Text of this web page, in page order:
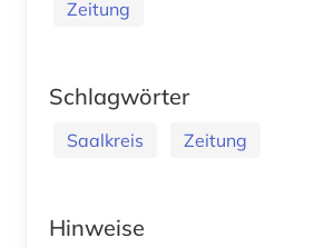
Zeitung
Schlagwörter
Saalkreis Zeitung
Hinweise